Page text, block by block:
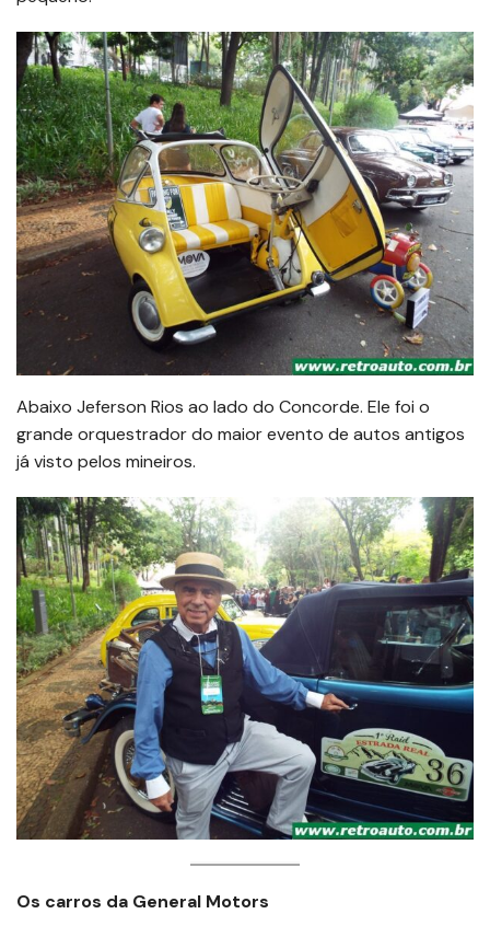
Abaixo Jeferson Rios ao lado do Concorde. Ele foi o
grande orquestrador do maior evento de autos antigos
já visto pelos mineiros.
Os carros da General Motors